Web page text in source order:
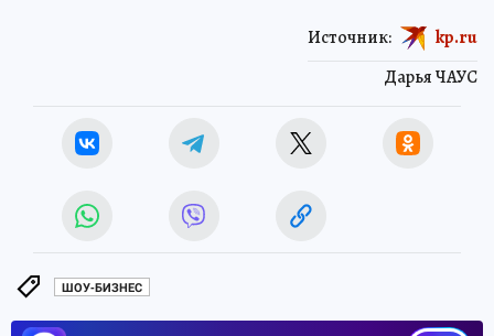
Дарья ЧАУС
Источник: kp.ru
ШОУ-БИЗНЕС